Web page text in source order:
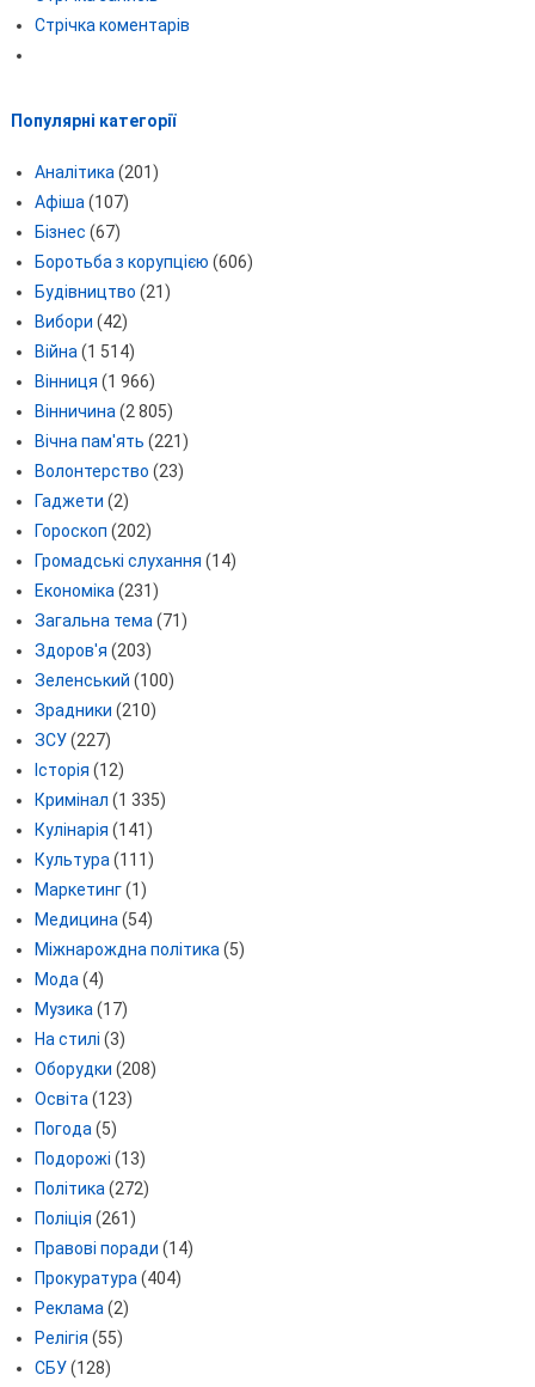
Стрічка коментарів
Популярні категорії
Аналітика (201)
Афіша (107)
Бізнес (67)
Боротьба з корупцією (606)
Будівництво (21)
Вибори (42)
Війна (1 514)
Вінниця (1 966)
Вінничина (2 805)
Вічна пам'ять (221)
Волонтерство (23)
Гаджети (2)
Гороскоп (202)
Громадські слухання (14)
Економіка (231)
Загальна тема (71)
Здоров'я (203)
Зеленський (100)
Зрадники (210)
ЗСУ(227)
Історія (12)
Кримінал (1 335)
Кулінарія (141)
Культура (111)
Маркетинг(1)
Медицина (54)
Міжнарождна політика (5)
Мода (4)
Музика (17)
На стилі (3)
Оборудки (208)
Освіта (123)
Погода (5)
Подорожі (13)
Політика (272)
Поліція (261)
Правові поради (14)
Прокуратура (404)
Реклама (2)
Релігія (55)
СБУ(128)